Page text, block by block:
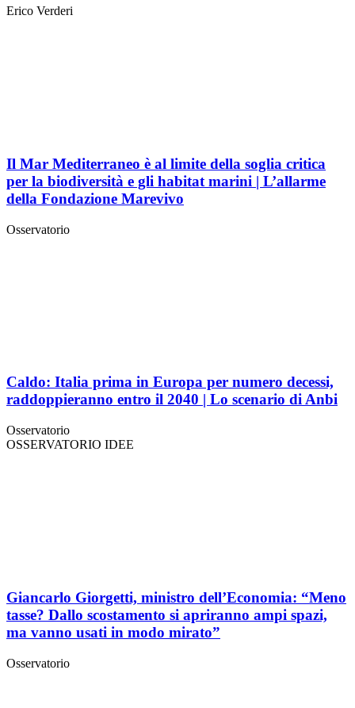
Erico Verderi
Il Mar Mediterraneo è al limite della soglia critica
per la biodiversità e gli habitat marini | L’allarme
della Fondazione Marevivo
Osservatorio
Caldo: Italia prima in Europa per numero decessi,
raddoppieranno entro il 2040 | Lo scenario di Anbi
Osservatorio
OSSERVATORIO IDEE
Giancarlo Giorgetti, ministro dell’Economia: “Meno
tasse? Dallo scostamento si apriranno ampi spazi,
ma vanno usati in modo mirato”
Osservatorio